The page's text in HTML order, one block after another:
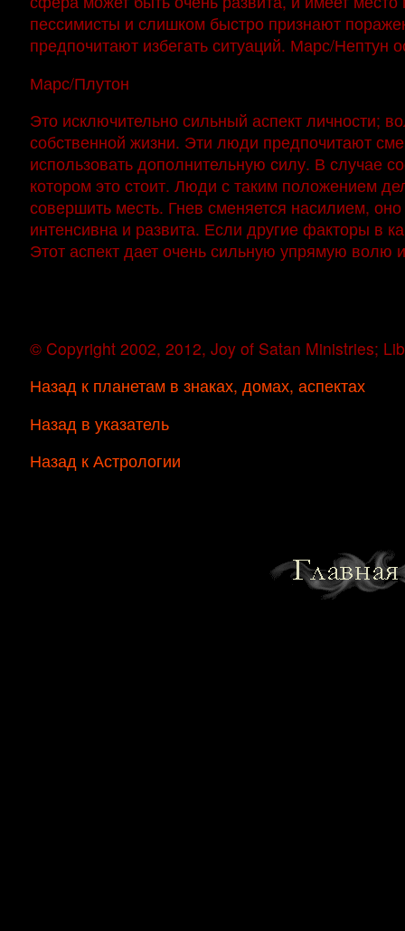
пессимисты и слишком быстро признают
предпочитают избегать ситуаций. Марс/Нептун
Марс/Плутон
Это исключительно сильный аспект личности;
собственной жизни. Эти люди предпочитают
использовать дополнительную силу. В случае
котором это стоит. Люди с таким положением
совершить месть. Гнев сменяется насилием,
интенсивна и развита. Если другие факторы в
Этот аспект дает очень сильную упрямую волю
© Copyright 2002, 2012, Joy of Satan Ministries;
Назад к планетам в знаках, домах, аспектах
Назад в указатель
Назад к Астрологии